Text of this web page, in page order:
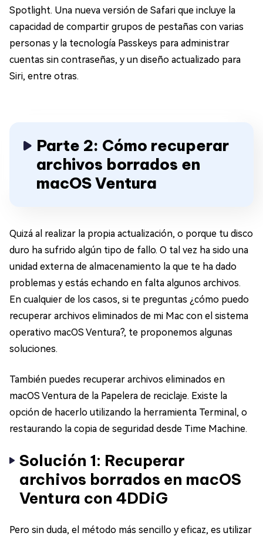
Spotlight. Una nueva versión de Safari que incluye la
capacidad de compartir grupos de pestañas con varias
personas y la tecnología Passkeys para administrar
cuentas sin contraseñas, y un diseño actualizado para
Siri, entre otras.
Parte 2: Cómo recuperar
archivos borrados en
macOS Ventura
Quizá al realizar la propia actualización, o porque tu disco
duro ha sufrido algún tipo de fallo. O tal vez ha sido una
unidad externa de almacenamiento la que te ha dado
problemas y estás echando en falta algunos archivos.
En cualquier de los casos, si te preguntas ¿cómo puedo
recuperar archivos eliminados de mi Mac con el sistema
operativo macOS Ventura?, te proponemos algunas
soluciones.
También puedes recuperar archivos eliminados en
macOS Ventura de la Papelera de reciclaje. Existe la
opción de hacerlo utilizando la herramienta Terminal, o
restaurando la copia de seguridad desde Time Machine.
Solución 1: Recuperar
archivos borrados en macOS
Ventura con 4DDiG
Pero sin duda, el método más sencillo y eficaz, es utilizar